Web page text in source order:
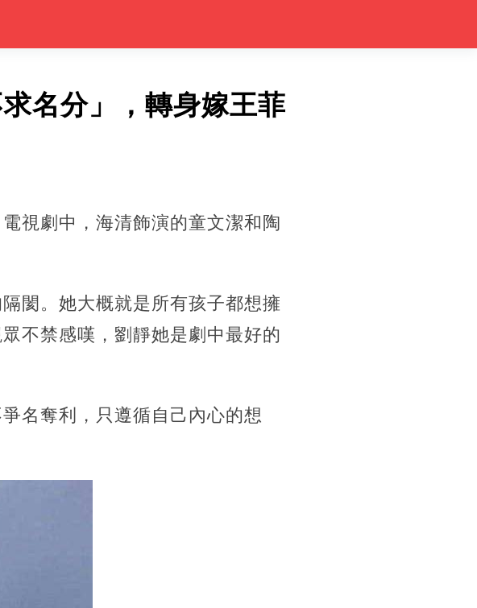
名分」，轉身嫁王菲
視劇中，海清飾演的童文潔和陶
閡。她大概就是所有孩子都想擁
不禁感嘆，劉靜她是劇中最好的
名奪利，只遵循自己內心的想